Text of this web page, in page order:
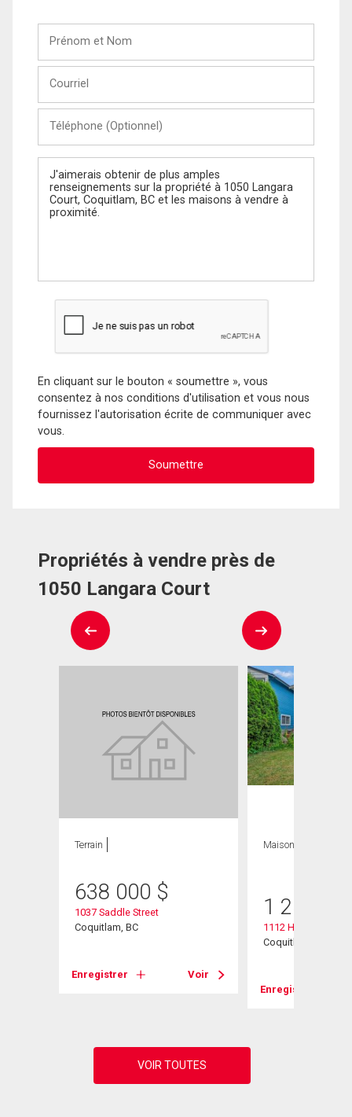
Nom
(Optionnel)
Message
En cliquant sur le bouton « soumettre », vous
consentez à nos conditions d'utilisation et vous nous
fournissez l'autorisation écrite de communiquer avec
vous.
Propriétés à vendre près de
1050 Langara Court
Terrain
638 000 $
1037 Saddle Street
Coquitlam, BC
Enregistrer Voir
Maison
1 250
1112 Hansard
Coquitlam, BC
Enregistrer